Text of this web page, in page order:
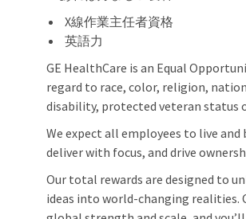
X線作業主任者資格
英語力
GE HealthCare is an Equal
regard to race, color, religion,
disability, protected veteran status
We expect all employees to live
deliver with focus, and drive
Our total rewards are designed to
ideas into world-changing realities.